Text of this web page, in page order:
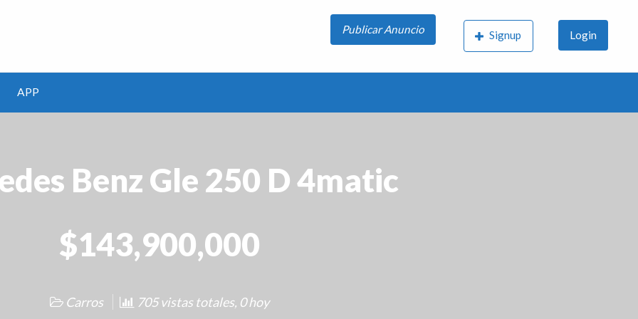
Publicar Anuncio Signup Login
APP
Benz Gle 250 D 4matic
$143,900,000
Carros 705 vistas totales, 0 hoy